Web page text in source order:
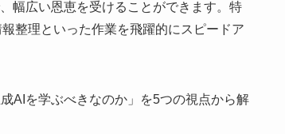
幅広い恩恵を受けることができます。特
整理といった作業を飛躍的にスピードア
AIを学ぶべきなのか」を5つの視点から解